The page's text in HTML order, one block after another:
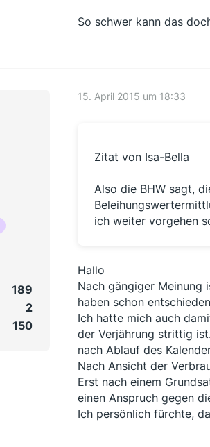
So schwer kann das
189
2
150
15. April 2015 um 18:33
Zitat von Isa-Bella
Also die BHW sagt,
ich weiter vorgehen
Hallo
Nach gängiger Meinung
haben schon
Ich hatte mich auch
der Verjährung strittig
nach Ablauf des
Nach Ansicht der
Erst nach einem
einen Anspruch gegen
Ich persönlich fürchte,